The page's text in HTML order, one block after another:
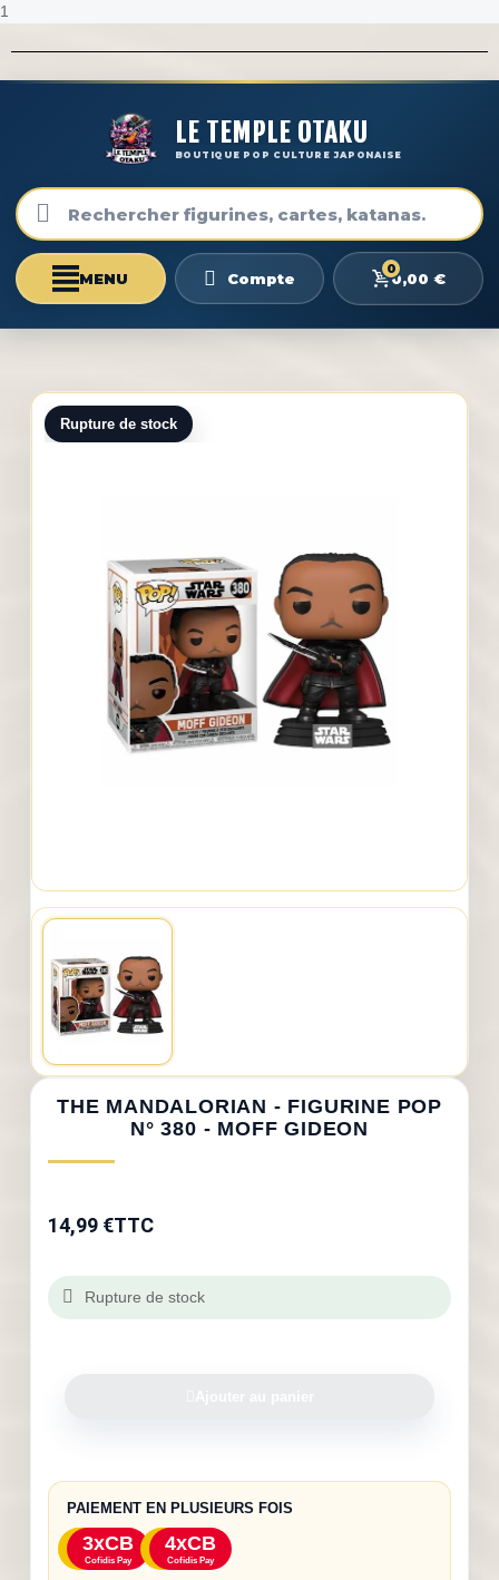
1
LE TEMPLE OTAKU
BOUTIQUE POP CULTURE JAPONAISE
Compte
0
0,00 €
Rupture de stock
THE MANDALORIAN - FIGURINE POP
N° 380 - MOFF GIDEON
14,99 €TTC
Rupture de stock
PAIEMENT EN PLUSIEURS FOIS
3xCB
Cofidis Pay
4xCB
Cofidis Pay